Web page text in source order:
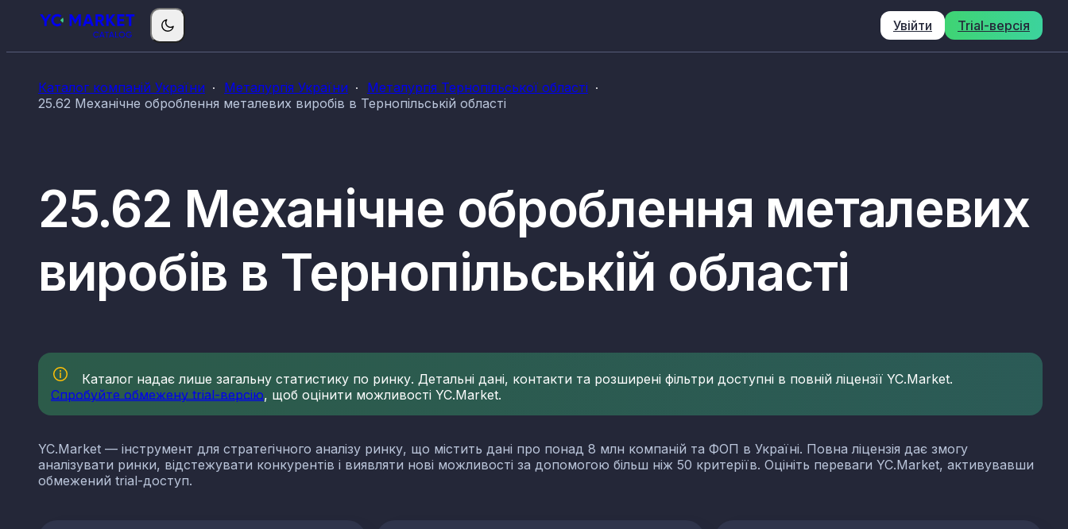
Увійти Trial-версія
Каталог компаній України Металургія України
Металургія Тернопільської області
25.62 Механічне оброблення металевих виробів в Тернопільській області
25.62 Механічне оброблення металевих
виробів в Тернопільській області
Каталог надає лише загальну статистику по ринку. Детальні дані, контакти та розширені фільтри доступні в повній ліцензії YC.Market.
Спробуйте обмежену trial-версію, щоб оцінити можливості YC.Market.
YC.Market — інструмент для стратегічного аналізу ринку, що містить дані про понад 8 млн компаній та ФОП в Україні. Повна ліцензія дає змогу
аналізувати ринки, відстежувати конкурентів і виявляти нові можливості за допомогою більш ніж 50 критеріїв. Оцініть переваги YC.Market, активувавши
обмежений trial-доступ.